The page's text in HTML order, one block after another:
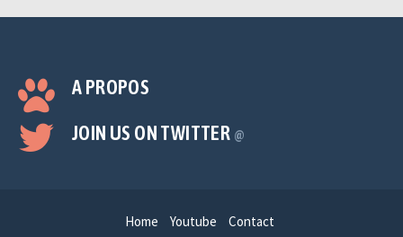
A PROPOS
JOIN US ON TWITTER @
Home Youtube Contact